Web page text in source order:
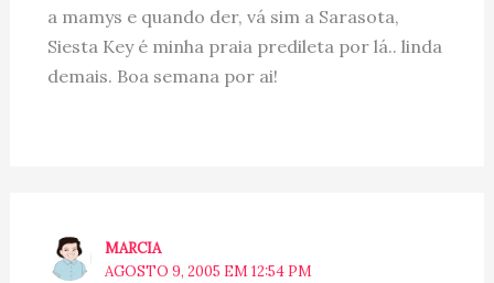
a mamys e quando der, vá sim a Sarasota,
Siesta Key é minha praia predileta por lá.. linda
demais. Boa semana por ai!
MARCIA
AGOSTO 9, 2005 EM 12:54 PM